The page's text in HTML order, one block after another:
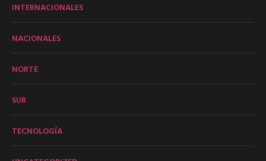
INTERNACIONALES
NACIONALES
NORTE
SUR
TECNOLOGÍA